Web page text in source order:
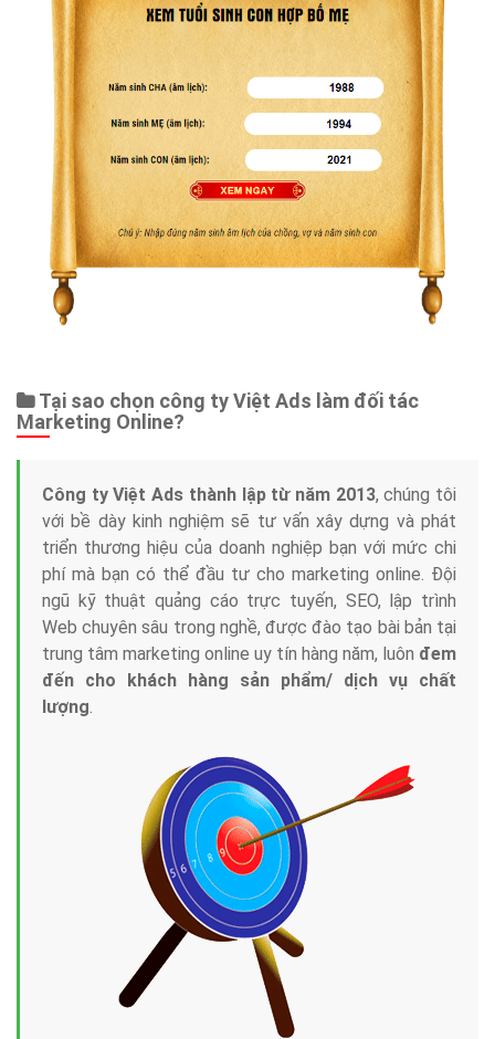
Tại sao chọn công ty Việt Ads làm đối tác
Marketing Online?
Công ty Việt Ads thành lập từ năm 2013, chúng tôi
với bề dày kinh nghiệm sẽ tư vấn xây dựng và phát
triển thương hiệu của doanh nghiệp bạn với mức chi
phí mà bạn có thể đầu tư cho marketing online. Đội
ngũ kỹ thuật quảng cáo trực tuyến, SEO, lập trình
Web chuyên sâu trong nghề, được đào tạo bài bản tại
trung tâm marketing online uy tín hàng năm, luôn đem
đến cho khách hàng sản phẩm/ dịch vụ chất
lượng.